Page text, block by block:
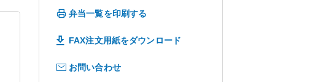
弁当一覧を印刷する
FAX注文用紙をダウンロード
お問い合わせ